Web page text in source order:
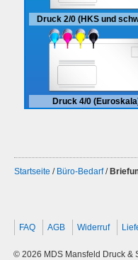
Druck 2/0 (HKS und
Druck 4/0
Startseite / Büro-Bedarf /
FAQ AGB Widerruf
© 2026 MDS Mansfeld Druck &